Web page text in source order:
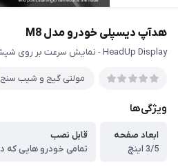
هدآپ دیسپلی خودرو مدل M8
HeadUp Display - نمایش سرعت بر روی شیشه راننده
مولتی گیج و شیب سنج
ویژگی‌ها
ابعاد صفحه
3/5 اینچ
قابل نصب